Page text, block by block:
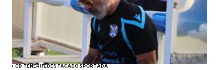
CD TENERIFEDESTACADOSPORTADA